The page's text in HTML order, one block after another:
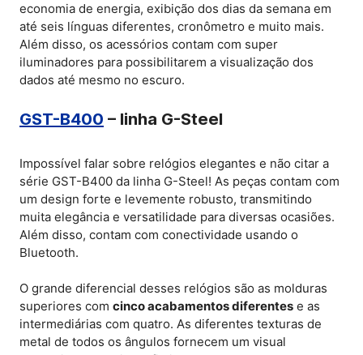
economia de energia, exibição dos dias da semana em
até seis línguas diferentes, cronômetro e muito mais.
Além disso, os acessórios contam com super
iluminadores para possibilitarem a visualização dos
dados até mesmo no escuro.
GST-B400 – linha G-Steel
Impossível falar sobre relógios elegantes e não citar a
série GST-B400 da linha G-Steel! As peças contam com
um design forte e levemente robusto, transmitindo
muita elegância e versatilidade para diversas ocasiões.
Além disso, contam com conectividade usando o
Bluetooth.
O grande diferencial desses relógios são as molduras
superiores com cinco acabamentos diferentes e as
intermediárias com quatro. As diferentes texturas de
metal de todos os ângulos fornecem um visual